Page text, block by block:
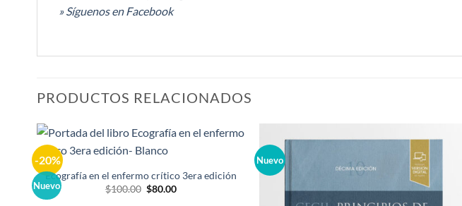
» Síguenos en Facebook
PRODUCTOS RELACIONADOS
-20%
Nuevo
a la
lista de
Ecografía en el enfermo crítico 3era edición
$100.00 El
$80.00El
Nuevo
deseos